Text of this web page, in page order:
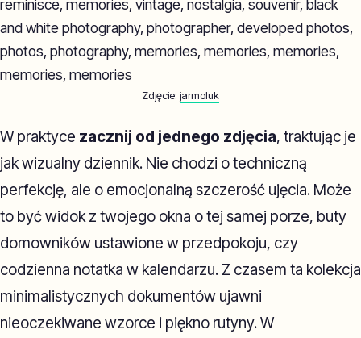
Zdjęcie: jarmoluk
W praktyce zacznij od jednego zdjęcia, traktując je
jak wizualny dziennik. Nie chodzi o techniczną
perfekcję, ale o emocjonalną szczerość ujęcia. Może
to być widok z twojego okna o tej samej porze, buty
domowników ustawione w przedpokoju, czy
codzienna notatka w kalendarzu. Z czasem ta kolekcja
minimalistycznych dokumentów ujawni
nieoczekiwane wzorce i piękno rutyny. W